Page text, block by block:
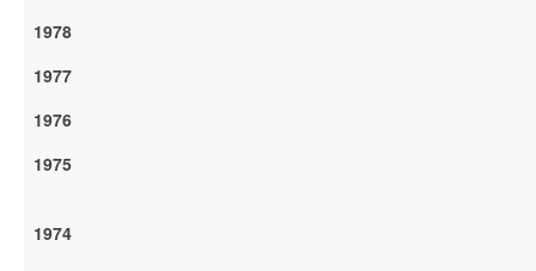
1978
1977
1976
1975
1974